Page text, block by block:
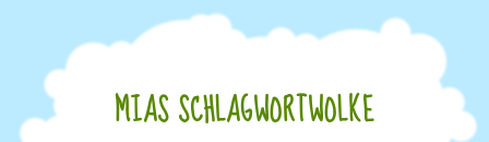
MIAS SCHLAGWORTWOLKE